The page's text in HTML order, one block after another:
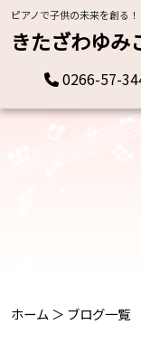
ピアノで子供の未来を創る
きたざわゆみ
0266-57-
ホーム ＞ ブログ一覧